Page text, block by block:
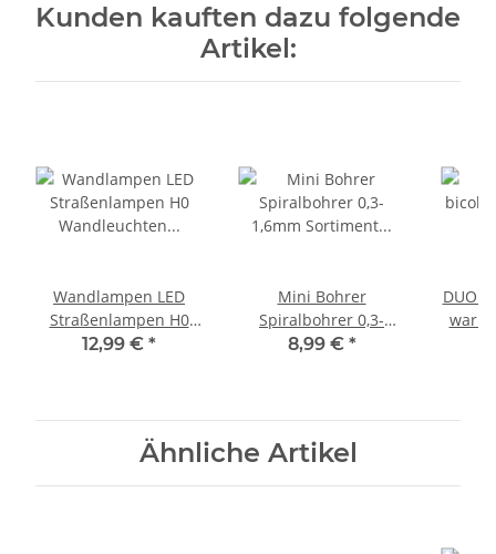
Kunden kauften dazu folgende
Artikel:
Wandlampen LED
Straßenlampen H0
Wandleuchten Häuser
12,99 € *
Mini Bohrer
Spiralbohrer 0,3-
1,6mm Sortiment
8,99 € *
DUO
Ähnliche Artikel